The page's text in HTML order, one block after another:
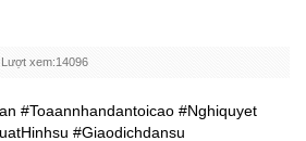
Lượt xem:14096
#Toaannhandantoicao #Nghiquyet
#Giaodichdansu